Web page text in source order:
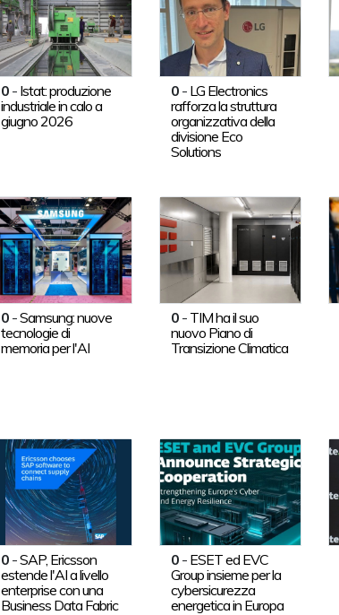
0 - Istat: produzione
industriale in calo a
giugno 2026
0- LG Electronics
rafforza la struttura
organizzativa della
divisione Eco
Solutions
0 -Samsung: nuove
tecnologie di
memoria per l'AI
0- TIM ha il suo
nuovo Piano di
Transizione Climatica
0 -SAP, Ericsson
estende l'AI a livello
enterprise con una
Business Data Fabric
0- ESET ed EVC
Group insieme per la
cybersicurezza
energetica in Europa